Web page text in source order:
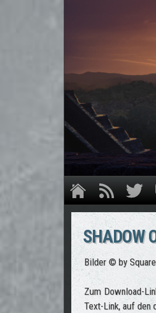
SHADOW
Bilder © by
Zum Download-
Text-Link, auf